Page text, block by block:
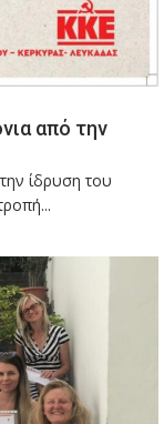
από την
ίδρυση του